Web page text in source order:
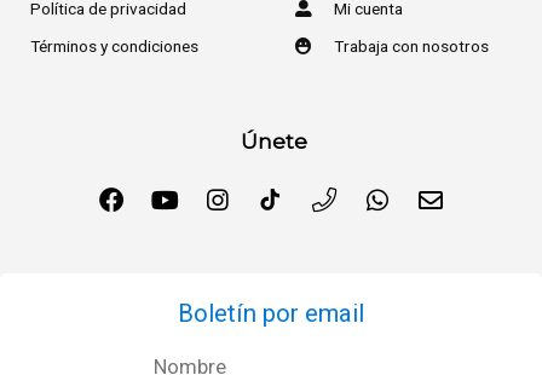
Política de privacidad
Términos y condiciones
Mi cuenta
Trabaja con nosotros
Únete
Boletín por email